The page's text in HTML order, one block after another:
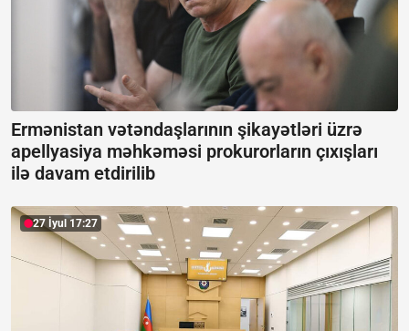
Ermənistan vətəndaşlarının şikayətləri üzrə
apellyasiya məhkəməsi prokurorların çıxışları
ilə davam etdirilib
27 İyul 17:27